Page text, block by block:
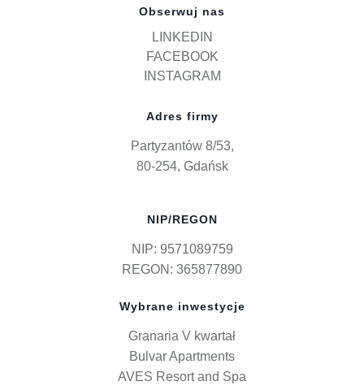
Obserwuj nas
LINKEDIN
FACEBOOK
INSTAGRAM
Adres firmy
Partyzantów 8/53,
80-254, Gdańsk
NIP/REGON
NIP: 9571089759
REGON: 365877890
Wybrane inwestycje
Granaria V kwartał
Bulvar Apartments
AVES Resort and Spa